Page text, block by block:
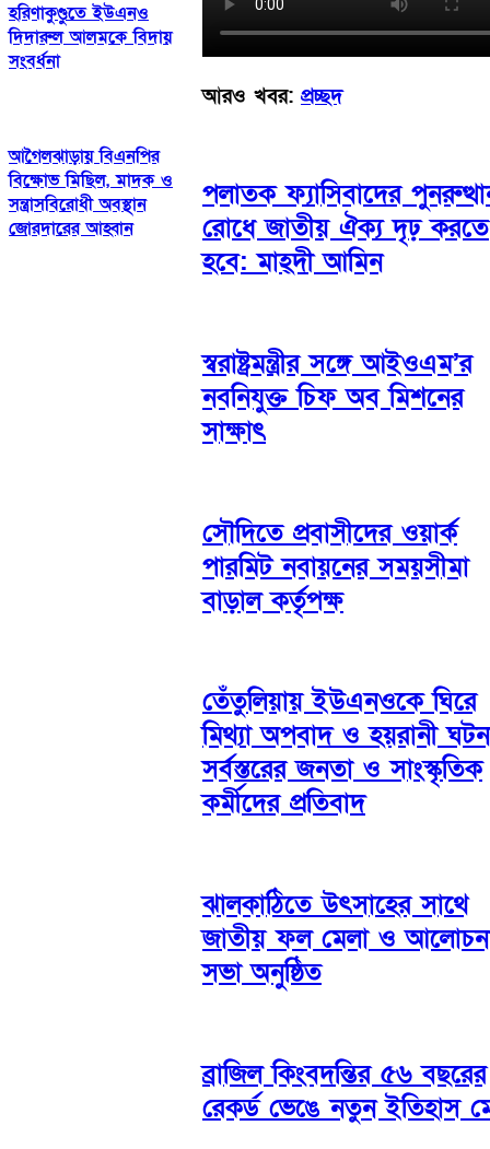
হরিণাকুণ্ডুতে ইউএনও
দিদারুল আলমকে বিদায়
সংবর্ধনা
আগৈলঝাড়ায় বিএনপির
বিক্ষোভ মিছিল, মাদক ও
সন্ত্রাসবিরোধী অবস্থান
জোরদারের আহ্বান
আরও খবর: প্রচ্ছদ
পলাতক ফ্যাসিবাদের
রোধে জাতীয় ঐক্য দৃঢ় করতে
হবে: মাহ্দী আমিন
স্বরাষ্ট্রমন্ত্রীর সঙ্গে আইওএম’র
নবনিযুক্ত চিফ অব মিশনের
সাক্ষাৎ
সৌদিতে প্রবাসীদের ওয়ার্ক
পারমিট নবায়নের সময়সীমা
বাড়াল কর্তৃপক্ষ
তেঁতুলিয়ায় ইউএনওকে ঘিরে
মিথ্যা অপবাদ ও হয়রানী
সর্বস্তরের জনতা ও সাংস্কৃতিক
কর্মীদের প্রতিবাদ
ঝালকাঠিতে উৎসাহের সাথে
জাতীয় ফল মেলা ও
সভা অনুষ্ঠিত
ব্রাজিল কিংবদন্তির ৫৬ বছরের
রেকর্ড ভেঙে নতুন ইতিহাস